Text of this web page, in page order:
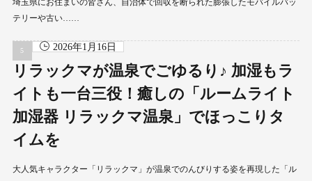
埼玉県にお住まいの皆さん、自治体で回収を断られた膨張したモバイルバッ
テリーや古い……
2026年1月16日
リラックマが温泉でごゆるり♪ 加湿もラ
イトも一台三役！癒しの「ルームライト
加湿器 リラックマ温泉」でほっこりタ
イムを
大人気キャラクター「リラックマ」が温泉でのんびりする姿を再現した「ル